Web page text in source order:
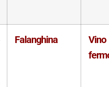
Falanghina
Vino